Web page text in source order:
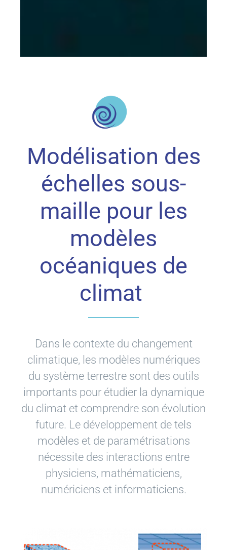
Modélisation des
échelles sous-
maille pour les
modèles
océaniques de
climat
Dans le contexte du changement
climatique, les modèles numériques
du système terrestre sont des outils
importants pour étudier la dynamique
du climat et comprendre son évolution
future. Le développement de tels
modèles et de paramétrisations
nécessite des interactions entre
physiciens, mathématiciens,
numériciens et informaticiens.